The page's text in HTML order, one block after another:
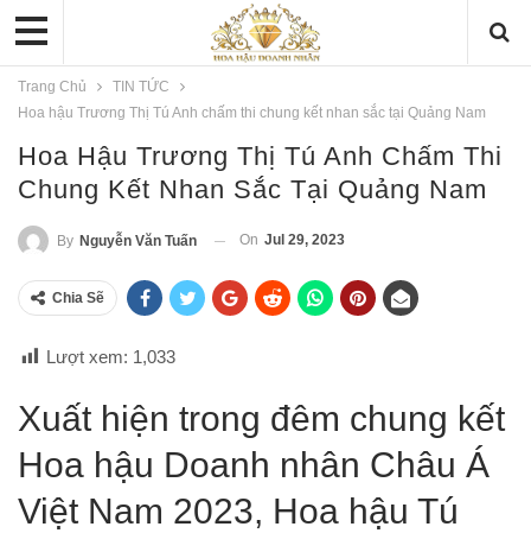
Trang Chủ
TIN TỨC
Hoa hậu Trương Thị Tú Anh chấm thi chung kết nhan sắc tại Quảng Nam
Hoa Hậu Trương Thị Tú Anh Chấm Thi
Chung Kết Nhan Sắc Tại Quảng Nam
By Nguyễn Văn Tuấn On Jul 29, 2023
Chia Sẽ
Lượt xem: 1,033
Xuất hiện trong đêm chung kết
Hoa hậu Doanh nhân Châu Á
Việt Nam 2023, Hoa hậu Tú